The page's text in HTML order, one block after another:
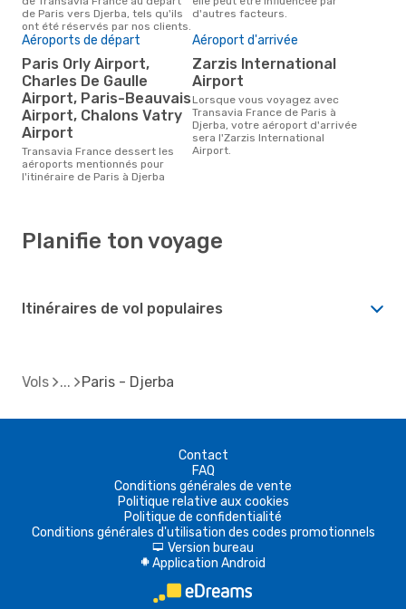
de Paris vers Djerba, tels qu'ils
ont été réservés par nos clients.
d'autres facteurs.
Aéroports de départ
Paris Orly Airport,
Charles De Gaulle
Airport, Paris-Beauvais
Airport, Chalons Vatry
Airport
Transavia France dessert les
aéroports mentionnés pour
l'itinéraire de Paris à Djerba
Aéroport d'arrivée
Zarzis International
Airport
Lorsque vous voyagez avec
Transavia France de Paris à
Djerba, votre aéroport d'arrivée
sera l'Zarzis International
Airport.
Planifie ton voyage
Itinéraires de vol populaires
Vols Paris - Djerba
Contact
FAQ
Conditions générales de vente
Politique relative aux cookies
Politique de confidentialité
Conditions générales d'utilisation des codes promotionnels
d Version bureau
A Application Android